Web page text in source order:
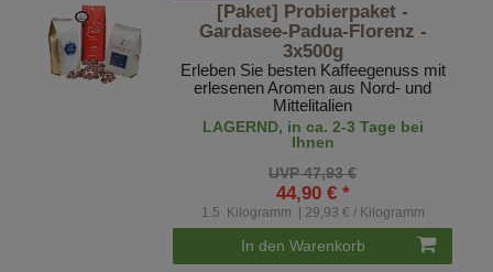
[Paket] Probierpaket -
Gardasee-Padua-Florenz -
3x500g
Erleben Sie besten Kaffeegenuss mit
erlesenen Aromen aus Nord- und
Mittelitalien
LAGERND, in ca. 2-3 Tage bei
Ihnen
UVP 47,93 €
44,90 € *
1.5 Kilogramm | 29,93 € / Kilogramm
In den Warenkorb